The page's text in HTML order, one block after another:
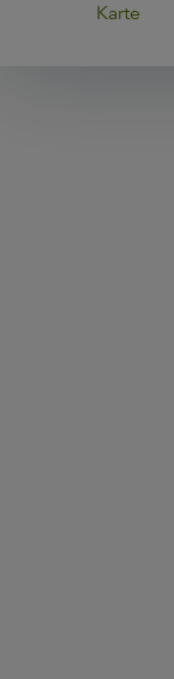
Karte